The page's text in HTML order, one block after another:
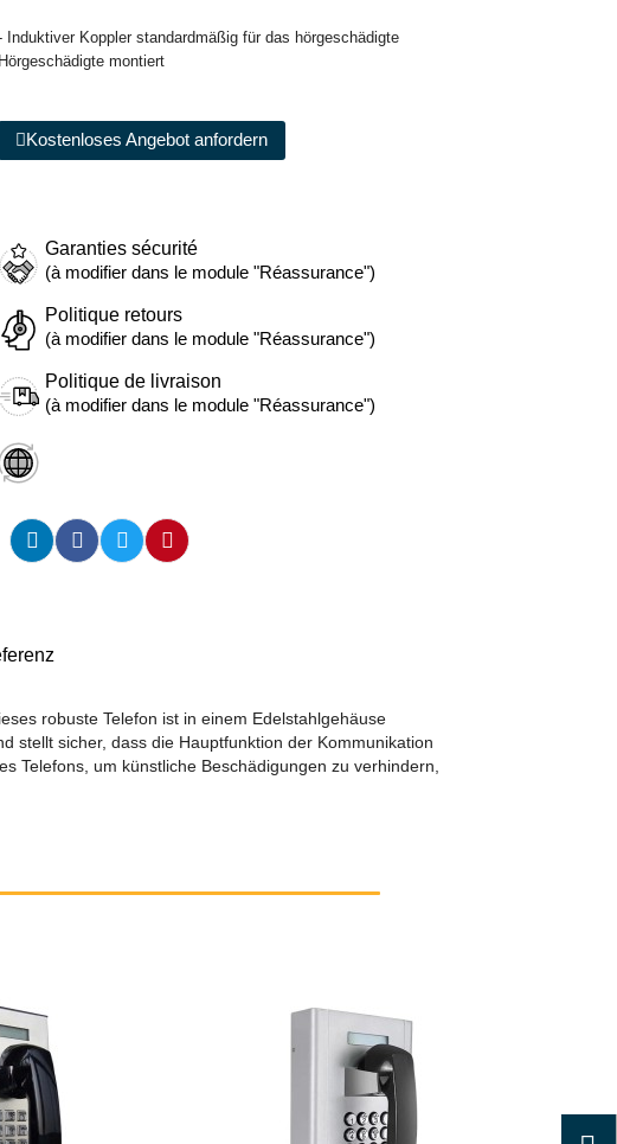
Induktiver Koppler standardmäßig für das hörgeschädigte
Hörgeschädigte montiert
Kostenloses Angebot anfordern
Garanties sécurité
(à modifier dans le module "Réassurance")
Politique retours
(à modifier dans le module "Réassurance")
Politique de livraison
(à modifier dans le module "Réassurance")
robuste Telefon ist in einem Edelstahlgehäuse
stellt sicher, dass die Hauptfunktion der Kommunikation
Telefons, um künstliche Beschädigungen zu verhindern,